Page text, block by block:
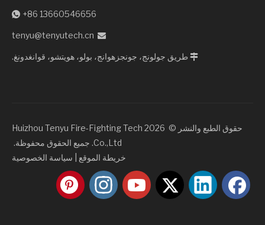
 +86 13660546656

tenyu@tenyutech.cn
 طريق جولونج، جونجزهوانج، بولو، هويتشو، قوانغدونغ.
حقوق الطبع والنشر © ️ 2026
Huizhou Tenyu Fire-Fighting Tech
Co.,Ltd. جميع الحقوق محفوظة.
خريطة الموقع
سياسة الخصوصية